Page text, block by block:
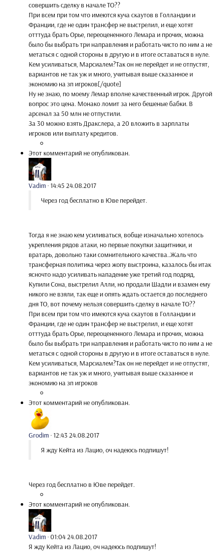
совершить сделку в начале ТО??
При всем при том что имеются куча скаутов в Голландии и
Франции, где не один трансфер не выстрелил, и еще хотят
отттуда брать Орье, переоцененного Лемара и прочих, можна
было бы выбрать три направления и работать чисто по ним а не
метаться с одной стороны в другую и в итоге оставаться в нуле.
Кем усиливаться, Марсиалем?Так он не перейдет и не отпустят,
вариантов не так уж и много, учитывая выше сказанное и
экономию на зп игроков[/quote]
Ну не знаю, по моему Лемар вполне качественный игрок. Другой
вопрос это цена. Монако ломит за него бешеные бабки. В
арсенал за 50 млн не отпустили.
За 30 можно взять Дракслера, а 20 вложить в зарплаты
игроков или выплату кредитов.
Этот комментарий не опубликован.
Vadim ·14:45 24.08.2017
Через год бесплатно в Юве перейдет.
Тогда я не знаю кем усиливаться, вобще изначально хотелось
укрепления рядов атаки, но первые покупки защитники, и
вратарь, довольно таки сомнительного качества..Жаль что
трансферная политика через жопу выстроина, казалось бы итак
ясночто надо усиливать нападение уже третий год подряд,
Купили Сона, выстрелил Алли, но продали Шадли и взамен ему
никого не взяли, так еще и опять ждать остается до последнего
дня ТО, вот почему нельзя совершить сделку в начале ТО??
При всем при том что имеются куча скаутов в Голландии и
Франции, где не один трансфер не выстрелил, и еще хотят
отттуда брать Орье, переоцененного Лемара и прочих, можна
было бы выбрать три направления и работать чисто по ним а не
метаться с одной стороны в другую и в итоге оставаться в нуле.
Кем усиливаться, Марсиалем?Так он не перейдет и не отпустят,
вариантов не так уж и много, учитывая выше сказанное и
экономию на зп игроков
Этот комментарий не опубликован.
Grodim ·12:43 24.08.2017
Я жду Кейта из Лацио, оч надеюсь подпишут!
Через год бесплатно в Юве перейдет.
Этот комментарий не опубликован.
Vadim ·01:04 24.08.2017
Я жду Кейта из Лацио, оч надеюсь подпишут!